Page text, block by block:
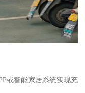
或智能家居系统实现充